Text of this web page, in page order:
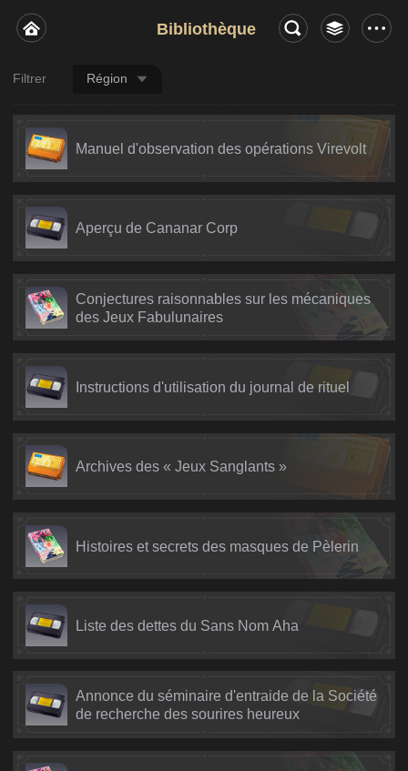
Bibliothèque
Filtrer Région
Manuel d'observation des opérations Virevolt
Aperçu de Cananar Corp
Conjectures raisonnables sur les mécaniques
des Jeux Fabulunaires
Instructions d'utilisation du journal de rituel
Archives des « Jeux Sanglants »
Histoires et secrets des masques de Pèlerin
Liste des dettes du Sans Nom Aha
Annonce du séminaire d'entraide de la Société
de recherche des sourires heureux